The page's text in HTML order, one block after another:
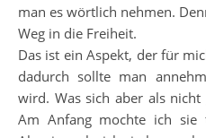
man es wörtlich nehmen.
Weg in die Freiheit.
Das ist ein Aspekt, der für
dadurch sollte man
wird. Was sich aber als
Am Anfang mochte ich sie